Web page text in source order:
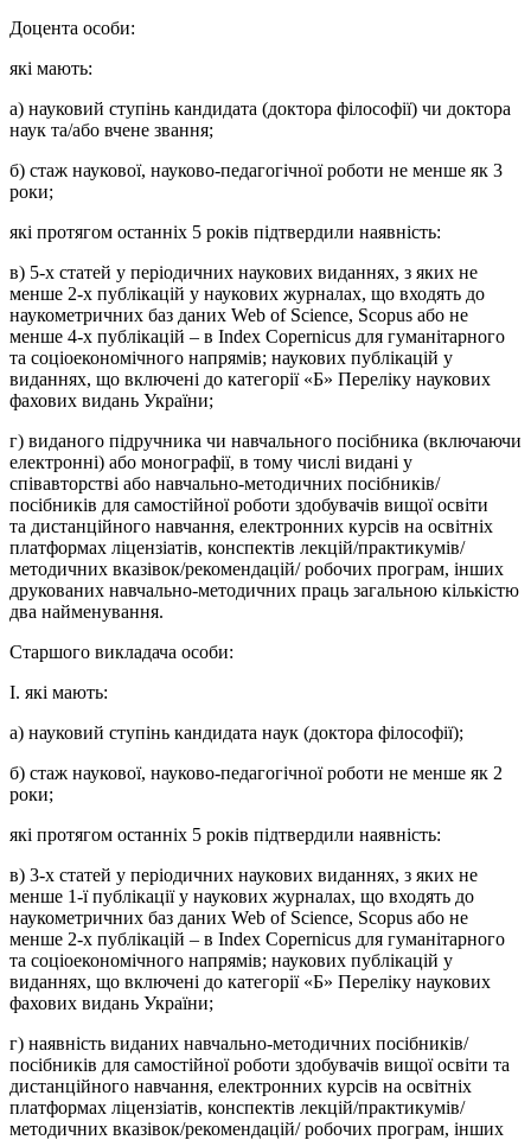
Доцента особи:
які мають:
а) науковий ступінь кандидата (доктора філософії) чи доктора
наук та/або вчене звання;
б) стаж наукової, науково-педагогічної роботи не менше як 3
роки;
які протягом останніх 5 років підтвердили наявність:
в) 5-х статей у періодичних наукових виданнях, з яких не
менше 2-х публікацій у наукових журналах, що входять до
наукометричних баз даних Web of Science, Scopus або не
менше 4-х публікацій – в Index Сореrnicus для гуманітарного
та соціоекономічного напрямів; наукових публікацій у
виданнях, що включені до категорії «Б» Переліку наукових
фахових видань України;
г) виданого підручника чи навчального посібника (включаючи
електронні) або монографії, в тому числі видані у
співавторстві або навчально-методичних посібників/
посібників для самостійної роботи здобувачів вищої освіти
та дистанційного навчання, електронних курсів на освітніх
платформах ліцензіатів, конспектів лекцій/практикумів/
методичних вказівок/рекомендацій/ робочих програм, інших
друкованих навчально-методичних праць загальною кількістю
два найменування.
Старшого викладача особи:
І. які мають:
а) науковий ступінь кандидата наук (доктора філософії);
б) стаж наукової, науково-педагогічної роботи не менше як 2
роки;
які протягом останніх 5 років підтвердили наявність:
в) 3-х статей у періодичних наукових виданнях, з яких не
менше 1-ї публікації у наукових журналах, що входять до
наукометричних баз даних Web of Science, Scopus або не
менше 2-х публікацій – в Index Сореrnicus для гуманітарного
та соціоекономічного напрямів; наукових публікацій у
виданнях, що включені до категорії «Б» Переліку наукових
фахових видань України;
г) наявність виданих навчально-методичних посібників/
посібників для самостійної роботи здобувачів вищої освіти та
дистанційного навчання, електронних курсів на освітніх
платформах ліцензіатів, конспектів лекцій/практикумів/
методичних вказівок/рекомендацій/ робочих програм, інших